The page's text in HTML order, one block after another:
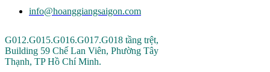
info@hoanggiangsaigon.com
G012.G015.G016.G017.G018 tầng trệt,
Building 59 Chế Lan Viên, Phường Tây
Thạnh, TP Hồ Chí Minh.